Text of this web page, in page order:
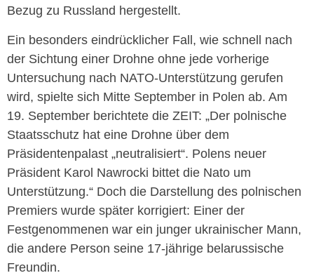
Bezug zu Russland hergestellt.
Ein besonders eindrücklicher Fall, wie schnell nach
der Sichtung einer Drohne ohne jede vorherige
Untersuchung nach NATO-Unterstützung gerufen
wird, spielte sich Mitte September in Polen ab. Am
19. September berichtete die ZEIT: „Der polnische
Staatsschutz hat eine Drohne über dem
Präsidentenpalast „neutralisiert“. Polens neuer
Präsident Karol Nawrocki bittet die Nato um
Unterstützung.“ Doch die Darstellung des polnischen
Premiers wurde später korrigiert: Einer der
Festgenommenen war ein junger ukrainischer Mann,
die andere Person seine 17-jährige belarussische
Freundin.